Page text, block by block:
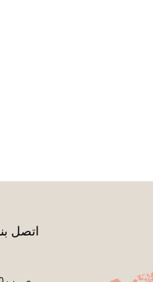
اتصل